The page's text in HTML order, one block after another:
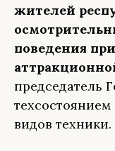
жителей
поведения
председатель
видов техники.